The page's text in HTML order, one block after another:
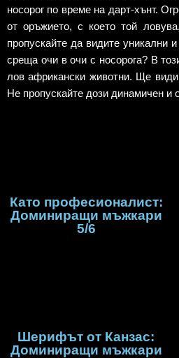
носорог по време на дарт-хънт.
от оръжието, с което той
пропускайте да видите уникални
среща очи в очи с носорога? В
лов африкански животни. Ще
Не пропускайте дози динамичен
Като професионалист:
Доминиращи мъжкари
5/6
Шерифът от Канзас:
Доминиращи мъжкари